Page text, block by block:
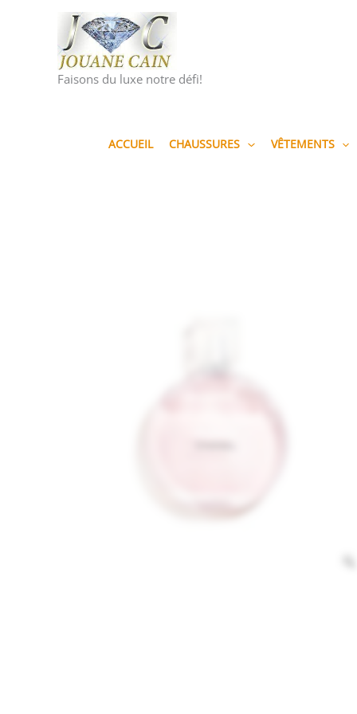
Faisons du luxe notre défi!
ACCUEIL CHAUSSURES VÊTEMENTS